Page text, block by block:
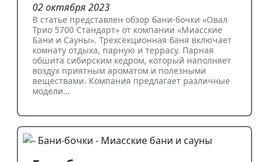
02 октября 2023
В статье представлен обзор бани-бочки «Овал
Трио 5700 Стандарт» от компании «Миасские
Бани и Сауны». Трёхсекционная баня включает
комнату отдыха, парную и террасу. Парная
обшита сибирским кедром, который наполняет
воздух приятным ароматом и полезными
веществами. Компания предлагает различные
модели…